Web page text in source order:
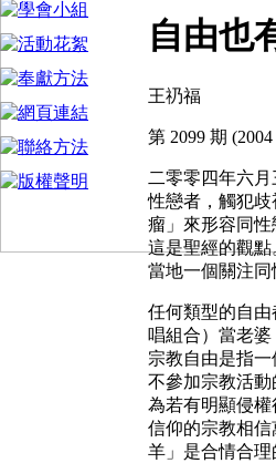
自由也
王礽福
第 2099 期
二零零四年六
性戀者，觸犯
瘤」來形容同
這是聖經的觀
當地一個關注
任何類型的自
唱組合）當老
宗教自由是指
不參加宗教活
為若有明顯侵
信仰的宗教相
羊」是合情合